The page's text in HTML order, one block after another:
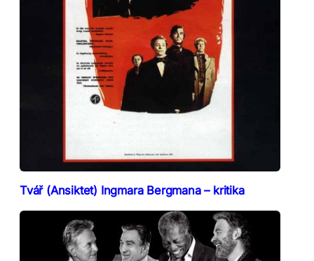
Tvář (Ansiktet) Ingmara Bergmana – kritika